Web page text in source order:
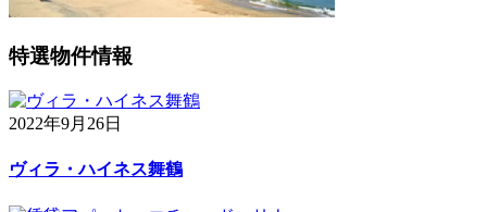
特選物件情報
2022年9月26日
ヴィラ・ハイネス舞鶴